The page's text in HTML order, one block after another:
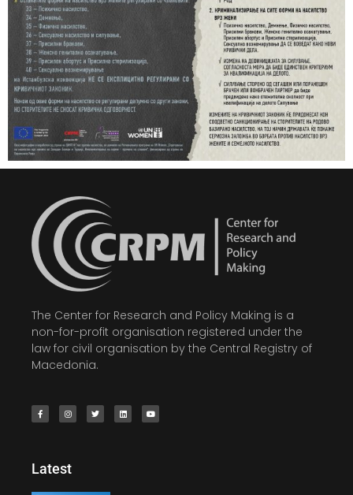
The Center for Research and Policy Making is a
non-for-profit organisation registered under the
law for civil organisation by the Central Registry of
Macedonia.
Latest